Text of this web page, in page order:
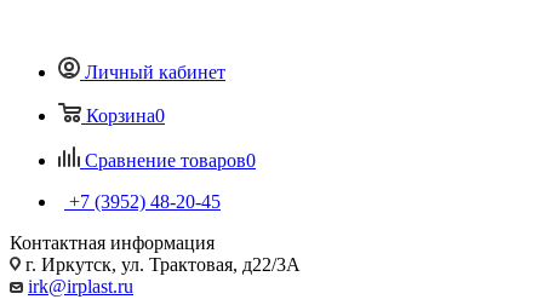
Личный кабинет
Корзина0
Сравнение товаров0
+7 (3952) 48-20-45
Контактная информация
г. Иркутск, ул. Трактовая, д22/3А
irk@irplast.ru